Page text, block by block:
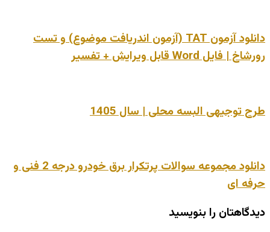
دانلود آزمون TAT (آزمون اندریافت موضوع) و تست
رورشاخ | فایل Word قابل ویرایش + تفسیر
طرح توجیهی البسه محلی | سال 1405
دانلود مجموعه سوالات پرتکرار برق خودرو درجه 2 فنی و
حرفه ای
دیدگاهتان را بنویسید